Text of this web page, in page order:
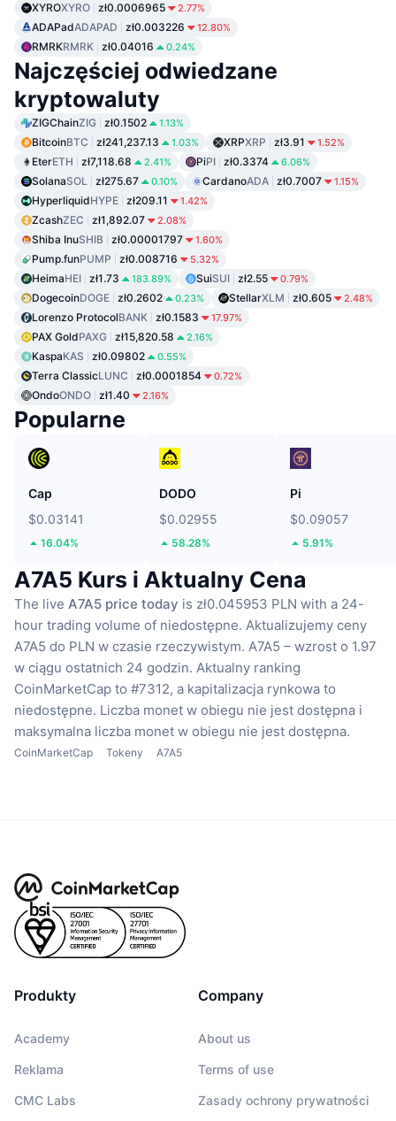
XYROXYRO zł0.0006965 2.77%
ADAPadADAPAD zł0.003226 12.80%
RMRKRMRK zł0.04016 0.24%
Najczęściej odwiedzane
kryptowaluty
ZIGChainZIG zł0.1502 1.13%
BitcoinBTC zł241,237.13 1.03% XRPXRP zł3.91 1.52%
EterETH zł7,118.68 2.41% PiPI zł0.3374 6.06%
SolanaSOL zł275.67 0.10% CardanoADA zł0.7007 1.15%
HyperliquidHYPE zł209.11 1.42%
ZcashZEC zł1,892.07 2.08%
Shiba InuSHIB zł0.00001797 1.60%
Pump.funPUMP zł0.008716 5.32%
HeimaHEI zł1.73 183.89% SuiSUI zł2.55 0.79%
DogecoinDOGE zł0.2602 0.23% StellarXLM zł0.605 2.48%
Lorenzo ProtocolBANK zł0.1583 17.97%
PAX GoldPAXG zł15,820.58 2.16%
KaspaKAS zł0.09802 0.55%
Terra ClassicLUNC zł0.0001854 0.72%
OndoONDO zł1.40 2.16%
Popularne
Cap
$0.03141
16.04%
DODO
$0.02955
58.28%
Pi
$0.09057
5.91%
A7A5 Kurs i Aktualny Cena
The live A7A5 price today is zł0.045953 PLN with a 24-
hour trading volume of niedostępne. Aktualizujemy ceny
A7A5 do PLN w czasie rzeczywistym. A7A5 – wzrost o 1.97
w ciągu ostatnich 24 godzin. Aktualny ranking
CoinMarketCap to #7312, a kapitalizacja rynkowa to
niedostępne. Liczba monet w obiegu nie jest dostępna i
maksymalna liczba monet w obiegu nie jest dostępna.
CoinMarketCap Tokeny A7A5
Produkty
Academy
Reklama
CMC Labs
Company
About us
Terms of use
Zasady ochrony prywatności